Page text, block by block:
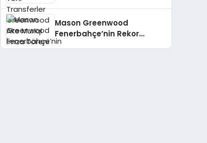
Mason Greenwood
Fenerbahçe’nin Rekor
Transferi Oldu